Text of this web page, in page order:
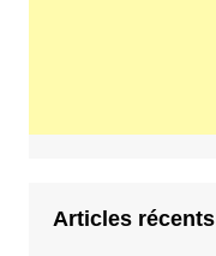
Articles récents